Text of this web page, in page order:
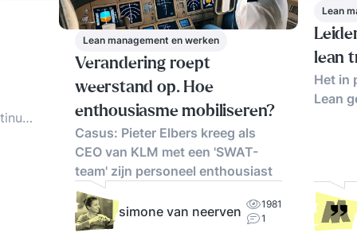
Lean management en werken
Verandering roept
weerstand op. Hoe
enthousiasme mobiliseren?
Casus: Pieter Elbers kreeg als
CEO van KLM met een 'SWAT-
team' zijn personeel enthousiast
simone van neerven
1981
1
Lean
lean
Het in
Lean